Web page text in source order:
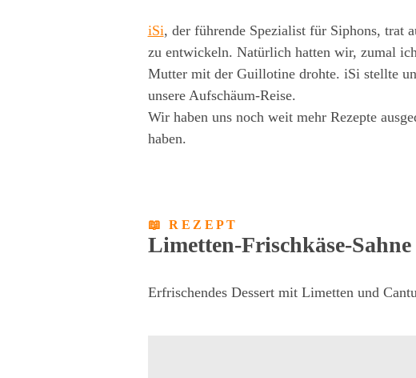
iSi, der führende Spezialist für Siphons, trat
zu entwickeln. Natürlich hatten wir, zumal
Mutter mit der Guillotine drohte. iSi stellte
unsere Aufschäum-Reise.
Wir haben uns noch weit mehr Rezepte
haben.
📖 REZEPT
Limetten-Frischkäse-
Erfrischendes Dessert mit Limetten und